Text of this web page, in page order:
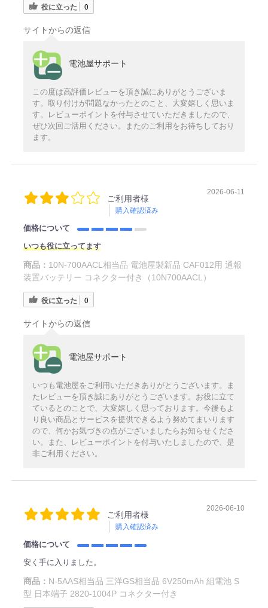
役に立った 0
サイトからの返信
電池屋サポート
この度は高評価レビューを頂き誠にありがとうございま
す。取り付けが問題なかったとのこと、大変嬉しく思いま
す。レビューポイントを付与させていただきましたので、
ぜひ次回ご活用ください。またのご利用をお待ちしており
ます。
ご利用者様
購入確認済み
2026-06-11
価格について
いつも役に立ってます
商品： 10N-700AACL相当品 電池屋製新品 CAF012用 通報
装置バッテリー コネクター付き（10N700AACL）
役に立った 0
サイトからの返信
電池屋サポート
いつも電池屋をご利用いただきありがとうございます。ま
たレビューを頂き誠にありがとうございます。お役に立て
ているとのことで、大変嬉しく思っております。今後もよ
り良い商品とサービスを提供できるよう努めてまいります
ので、何かお気づきの点がございましたらお知らせくださ
い。また、レビューポイントを付与いたしましたので、是
非ご利用ください。
ご利用者様
購入確認済み
2026-06-10
価格について
安く手に入りました。
商品： N-5AAS相当品 三洋GS相当品 6V250mAh 組電池 S
型 日本端子 2820-1004P コネクター付き